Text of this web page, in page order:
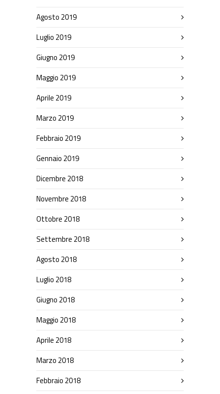
Agosto 2019
Luglio 2019
Giugno 2019
Maggio 2019
Aprile 2019
Marzo 2019
Febbraio 2019
Gennaio 2019
Dicembre 2018
Novembre 2018
Ottobre 2018
Settembre 2018
Agosto 2018
Luglio 2018
Giugno 2018
Maggio 2018
Aprile 2018
Marzo 2018
Febbraio 2018